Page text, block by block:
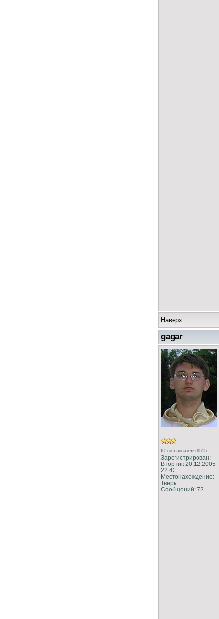
Наверх
gagar
ID пользователя #515
Зарегистрирован:
Вторник 20.12.2005
22:43
Местонахождение:
Тверь
Сообщений: 72